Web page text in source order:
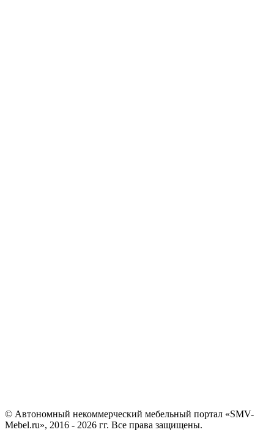
© Автономный некоммерческий мебельный портал «SMV-
Mebel.ru», 2016 - 2026 гг. Все права защищены.